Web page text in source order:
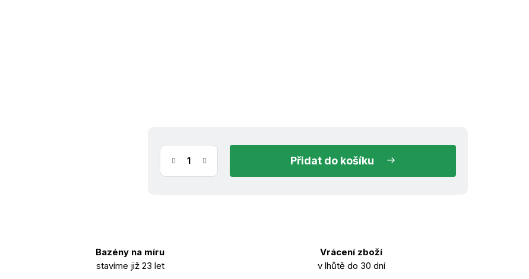
do košíku
Bazény na míru
stavíme již 23 let
Vrácení zboží
v lhůtě do 30 dní